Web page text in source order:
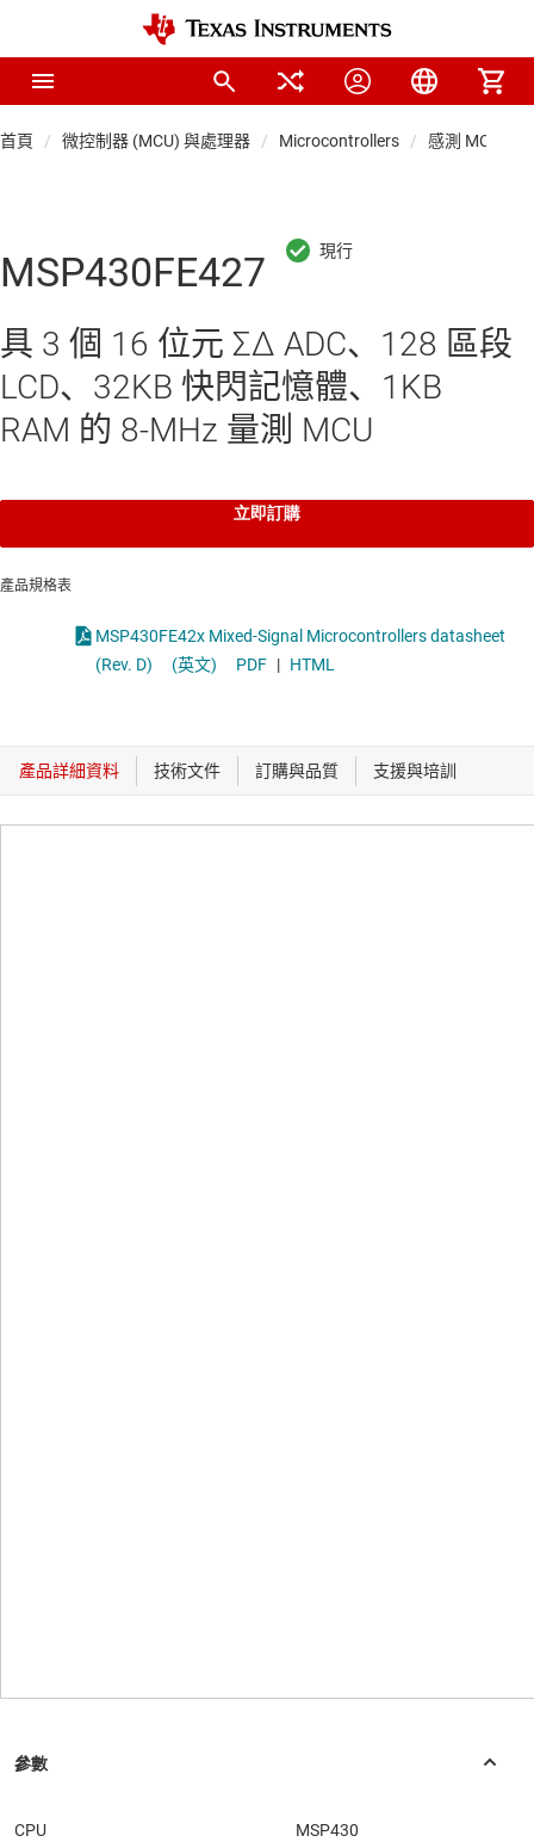
首頁 微控制器 (MCU) 與處理器 Microcontrollers 感測 MCU
MSP430FE427
具 3 個 16 位元 ΣΔ ADC、128 區段
LCD、32KB 快閃記憶體、1KB
RAM 的 8-MHz 量測 MCU
立即訂購
產品規格表
MSP430FE42x Mixed-Signal Microcontrollers datasheet
(Rev. D)
(英文) PDF | HTML
CPU MSP430